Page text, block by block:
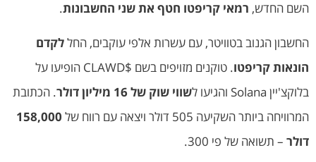
השם החדש, רמאי קריפטו חטף את שני החשבונות.
החשבון הגנוב בטוויטר, עם עשרות אלפי עוקבים, החללקדם
הונאות קריפטו
. טוקנים מזויפים בשם $CLAWD הופיעו על
בלוקצ'יין Solana והגיעו ל
שווי שוק של 16 מיליון דולר
. הכתובת
המרוויחה ביותר השקיעה 505 דולר ויצאה עם רווח של
158,000
דולר – תשואה של פי 300.